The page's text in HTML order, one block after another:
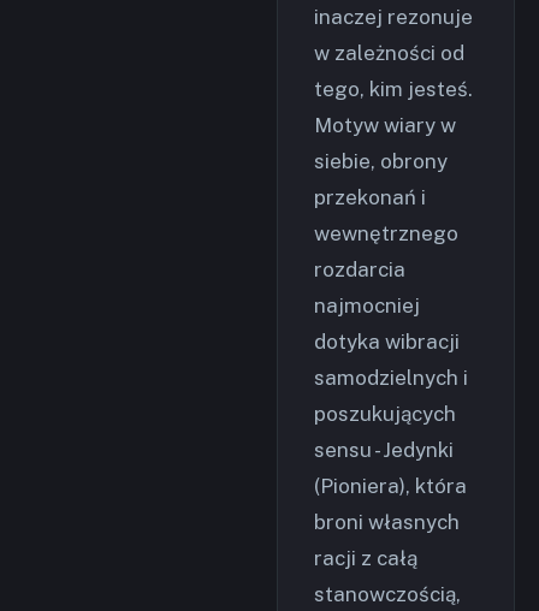
inaczej rezonuje
w zależności od
tego, kim jesteś.
Motyw wiary w
siebie, obrony
przekonań i
wewnętrznego
rozdarcia
najmocniej
dotyka wibracji
samodzielnych i
poszukujących
sensu - Jedynki
(Pioniera), która
broni własnych
racji z całą
stanowczością,